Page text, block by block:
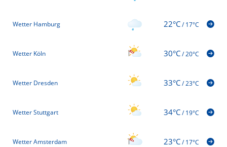
Wetter Hamburg 22°C/17°C
Wetter Köln 30°C/20°C
Wetter Dresden 33°C/23°C
Wetter Stuttgart 34°C/19°C
Wetter Amsterdam 23°C/17°C